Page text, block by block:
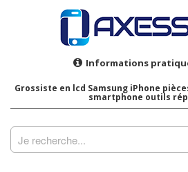
Informations
Grossiste en lcd Samsung iPhone
smartphone outils